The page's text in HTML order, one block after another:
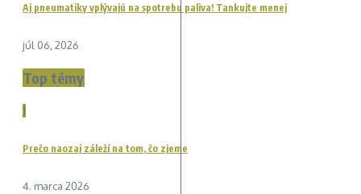
Aj pneumatiky vplývajú na spotrebu paliva! Tankujte menej
júl 06, 2026
Top témy
1
Prečo naozaj záleží na tom, čo zjeme
4. marca 2026